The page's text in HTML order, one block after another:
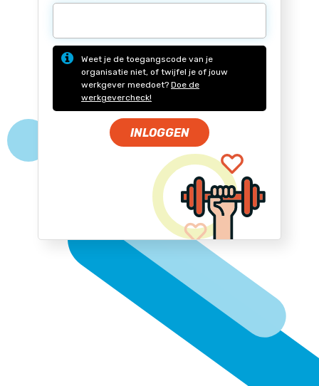
Weet je de toegangscode van je
organisatie niet, of twijfel je of jouw
werkgever meedoet? Doe de
werkgevercheck!
INLOGGEN